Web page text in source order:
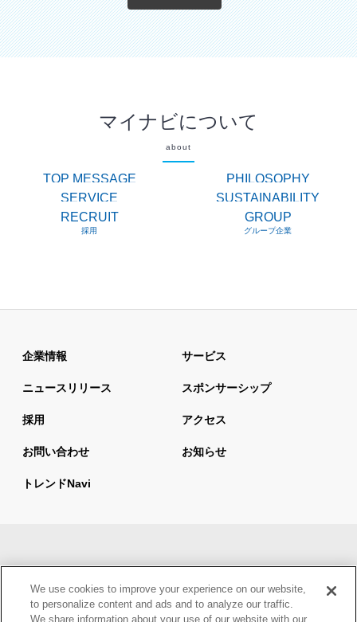
マイナビについて
about
TOP MESSAGE
トップメッセージ
PHILOSOPHY
理念体系
SERVICE
サービス
SUSTAINABILITY
サステナビリティ
RECRUIT
採用
GROUP
グループ企業
企業情報 サービス
ニュースリリース スポンサーシップ
採用 アクセス
お問い合わせ お知らせ
トレンドnavi
情報セキュリティ基本方針 個人情報保護方針
We use cookies to improve your experience on our website,
to personalize content and ads and to analyze our traffic.
We share information about your use of our website with our